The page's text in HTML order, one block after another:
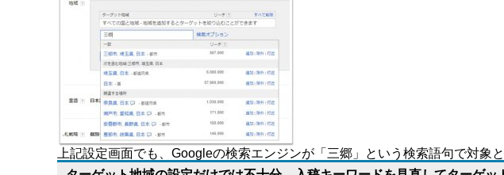
上記設定画面でも、Googleの検索エンジンが「三郷」という検索語句で対象